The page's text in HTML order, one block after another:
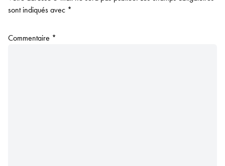
sont indiqués avec *
Commentaire *